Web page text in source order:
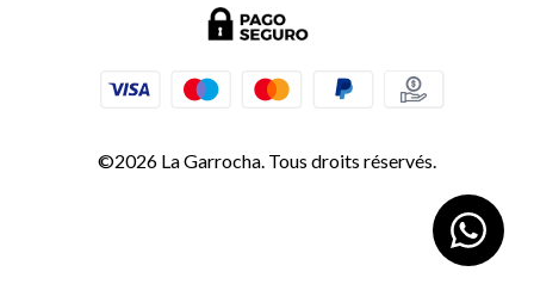
©2026 La Garrocha. Tous droits réservés.